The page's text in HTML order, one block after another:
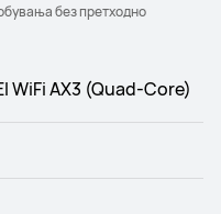
без претходно
WiFi AX3 (Quad-Core)